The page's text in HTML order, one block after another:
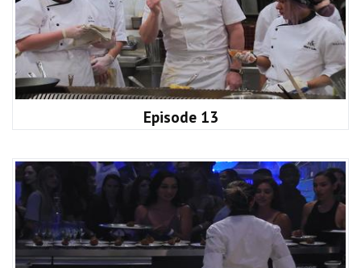
Episode 13